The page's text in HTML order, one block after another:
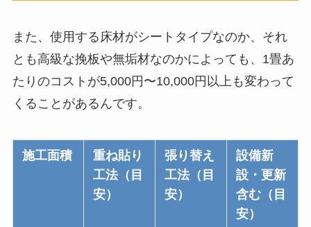
また、使用する床材がシートタイプなのか、それ
とも高級な挽板や無垢材なのかによっても、1畳あ
たりのコストが5,000円〜10,000円以上も変わって
くることがあるんです。
施工面積
重ね貼り
工法（目
安）
張り替え
工法（目
安）
設備新
設・更新
含む（目
安）